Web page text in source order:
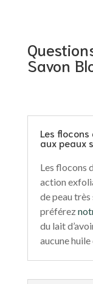
Savon
Les
aux peaux
Les flocons
action
de peau
préférez
du lait
aucune